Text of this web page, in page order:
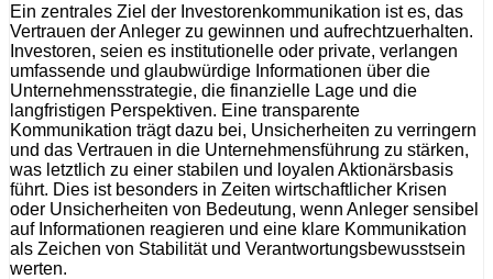
Ein zentrales Ziel der Investorenkommunikation ist es, das
Vertrauen der Anleger zu gewinnen und aufrechtzuerhalten.
Investoren, seien es institutionelle oder private, verlangen
umfassende und glaubwürdige Informationen über die
Unternehmensstrategie, die finanzielle Lage und die
langfristigen Perspektiven. Eine transparente
Kommunikation trägt dazu bei, Unsicherheiten zu verringern
und das Vertrauen in die Unternehmensführung zu stärken,
was letztlich zu einer stabilen und loyalen Aktionärsbasis
führt. Dies ist besonders in Zeiten wirtschaftlicher Krisen
oder Unsicherheiten von Bedeutung, wenn Anleger sensibel
auf Informationen reagieren und eine klare Kommunikation
als Zeichen von Stabilität und Verantwortungsbewusstsein
werten.